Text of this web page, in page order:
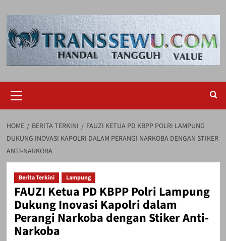
to
content
Menu
HOME BERITA TERKINI
FAUZI KETUA PD KBPP POLRI LAMPUNG
DUKUNG INOVASI KAPOLRI DALAM PERANGI NARKOBA DENGAN STIKER
ANTI-NARKOBA
Berita Terkini Lampung
FAUZI Ketua PD KBPP Polri Lampung
Dukung Inovasi Kapolri dalam
Perangi Narkoba dengan Stiker Anti-
Narkoba